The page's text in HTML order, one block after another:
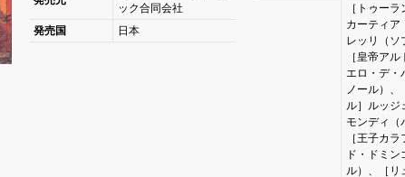
ック合同会社
発売国
日本
［トゥーラ
カーティア
レッリ（ソ
［皇帝ア
エロ・デ・
ノール）、
ル］ルッジ
モンディ（
［王子カ
ド・ドミン
ル）、［リ